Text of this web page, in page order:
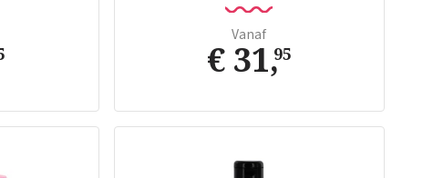
Vanaf
€ 31,95